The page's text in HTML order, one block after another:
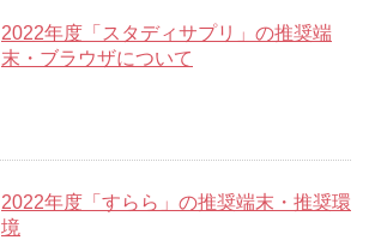
2022年度「スタディサプリ」の推奨端
末・ブラウザについて
2022年度「すらら」の推奨端末・推奨環
境